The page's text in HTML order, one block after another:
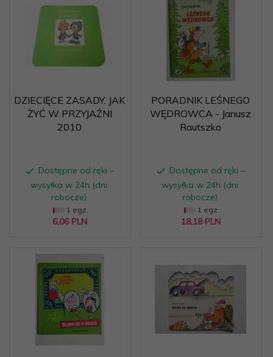
DZIECIĘCE ZASADY. JAK
ŻYĆ W PRZYJAŹNI
2010
Dostępne od ręki –
wysyłka w 24h (dni
robocze)
1 egz.
6,06 PLN
PORADNIK LEŚNEGO
WĘDROWCA - Janusz
Rautszko
Dostępne od ręki –
wysyłka w 24h (dni
robocze)
1 egz.
18,18 PLN